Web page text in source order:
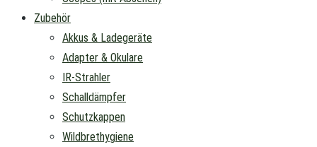
Zubehör
Akkus & Ladegeräte
Adapter & Okulare
IR-Strahler
Schalldämpfer
Schutzkappen
Wildbrethygiene